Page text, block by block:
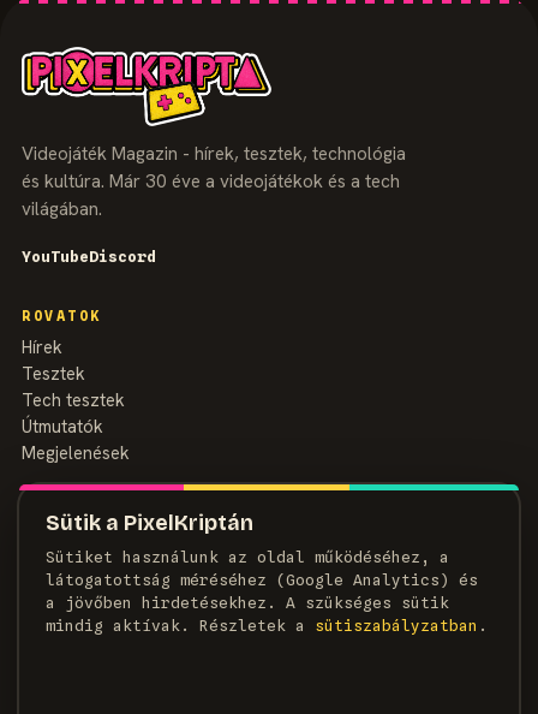
Sütik a PixelKriptán
Sütiket használunk az oldal működéséhez, a
látogatottság méréséhez (Google Analytics) és
a jövőben hirdetésekhez. A szükséges sütik
mindig aktívak. Részletek a
süti­szabályzatban .
Videojáték Magazin - hírek, tesztek, technológia
és kultúra. Már 30 éve a videojátékok és a tech
világában.
YouTubeDiscord
ROVATOK
Hírek
Tesztek
Tech tesztek
Útmutatók
Megjelenések
MAGAZIN
Szerzők
Médiaajánlat
Kapcsolat